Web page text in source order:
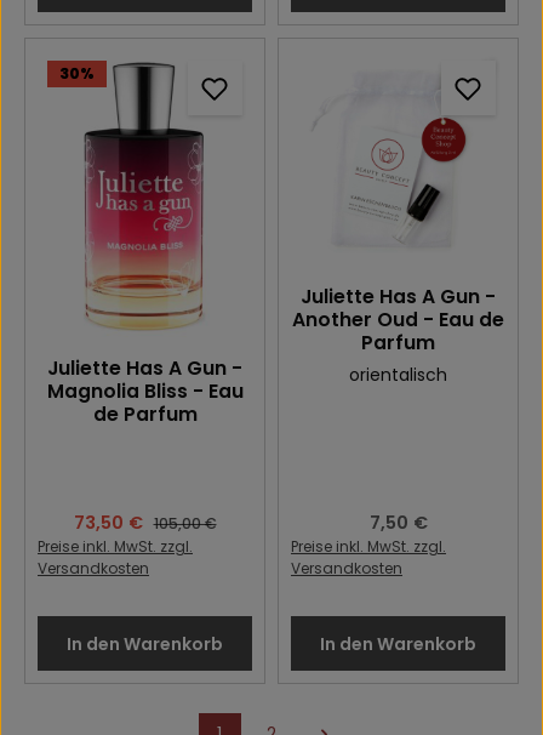
30%
Juliette Has A Gun -
Magnolia Bliss - Eau
de Parfum
Verkaufspreis:
73,50 € Regulärer Preis:
105,00 €
Preise inkl. MwSt. zzgl.
Versandkosten
In den Warenkorb
Juliette Has A Gun -
Another Oud - Eau de
Parfum
orientalisch
Regulärer Preis:
7,50 €
Preise inkl. MwSt. zzgl.
Versandkosten
In den Warenkorb